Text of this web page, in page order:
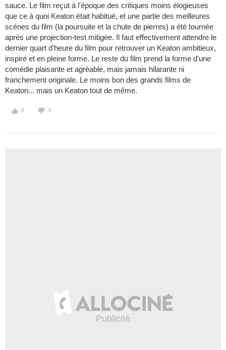
sauce. Le film reçut à l'époque des critiques moins élogieuses
que ce à quoi Keaton était habitué, et une partie des meilleures
scènes du film (la poursuite et la chute de pierres) a été tournée
après une projection-test mitigée. Il faut effectivement attendre le
dernier quart d'heure du film pour retrouver un Keaton ambitieux,
inspiré et en pleine forme. Le reste du film prend la forme d'une
comédie plaisante et agréable, mais jamais hilarante ni
franchement originale. Le moins bon des grands films de
Keaton... mais un Keaton tout de même.
0 0